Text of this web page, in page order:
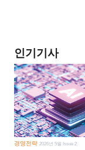
인기기사
경영전략 2026년 5월 Issue 2